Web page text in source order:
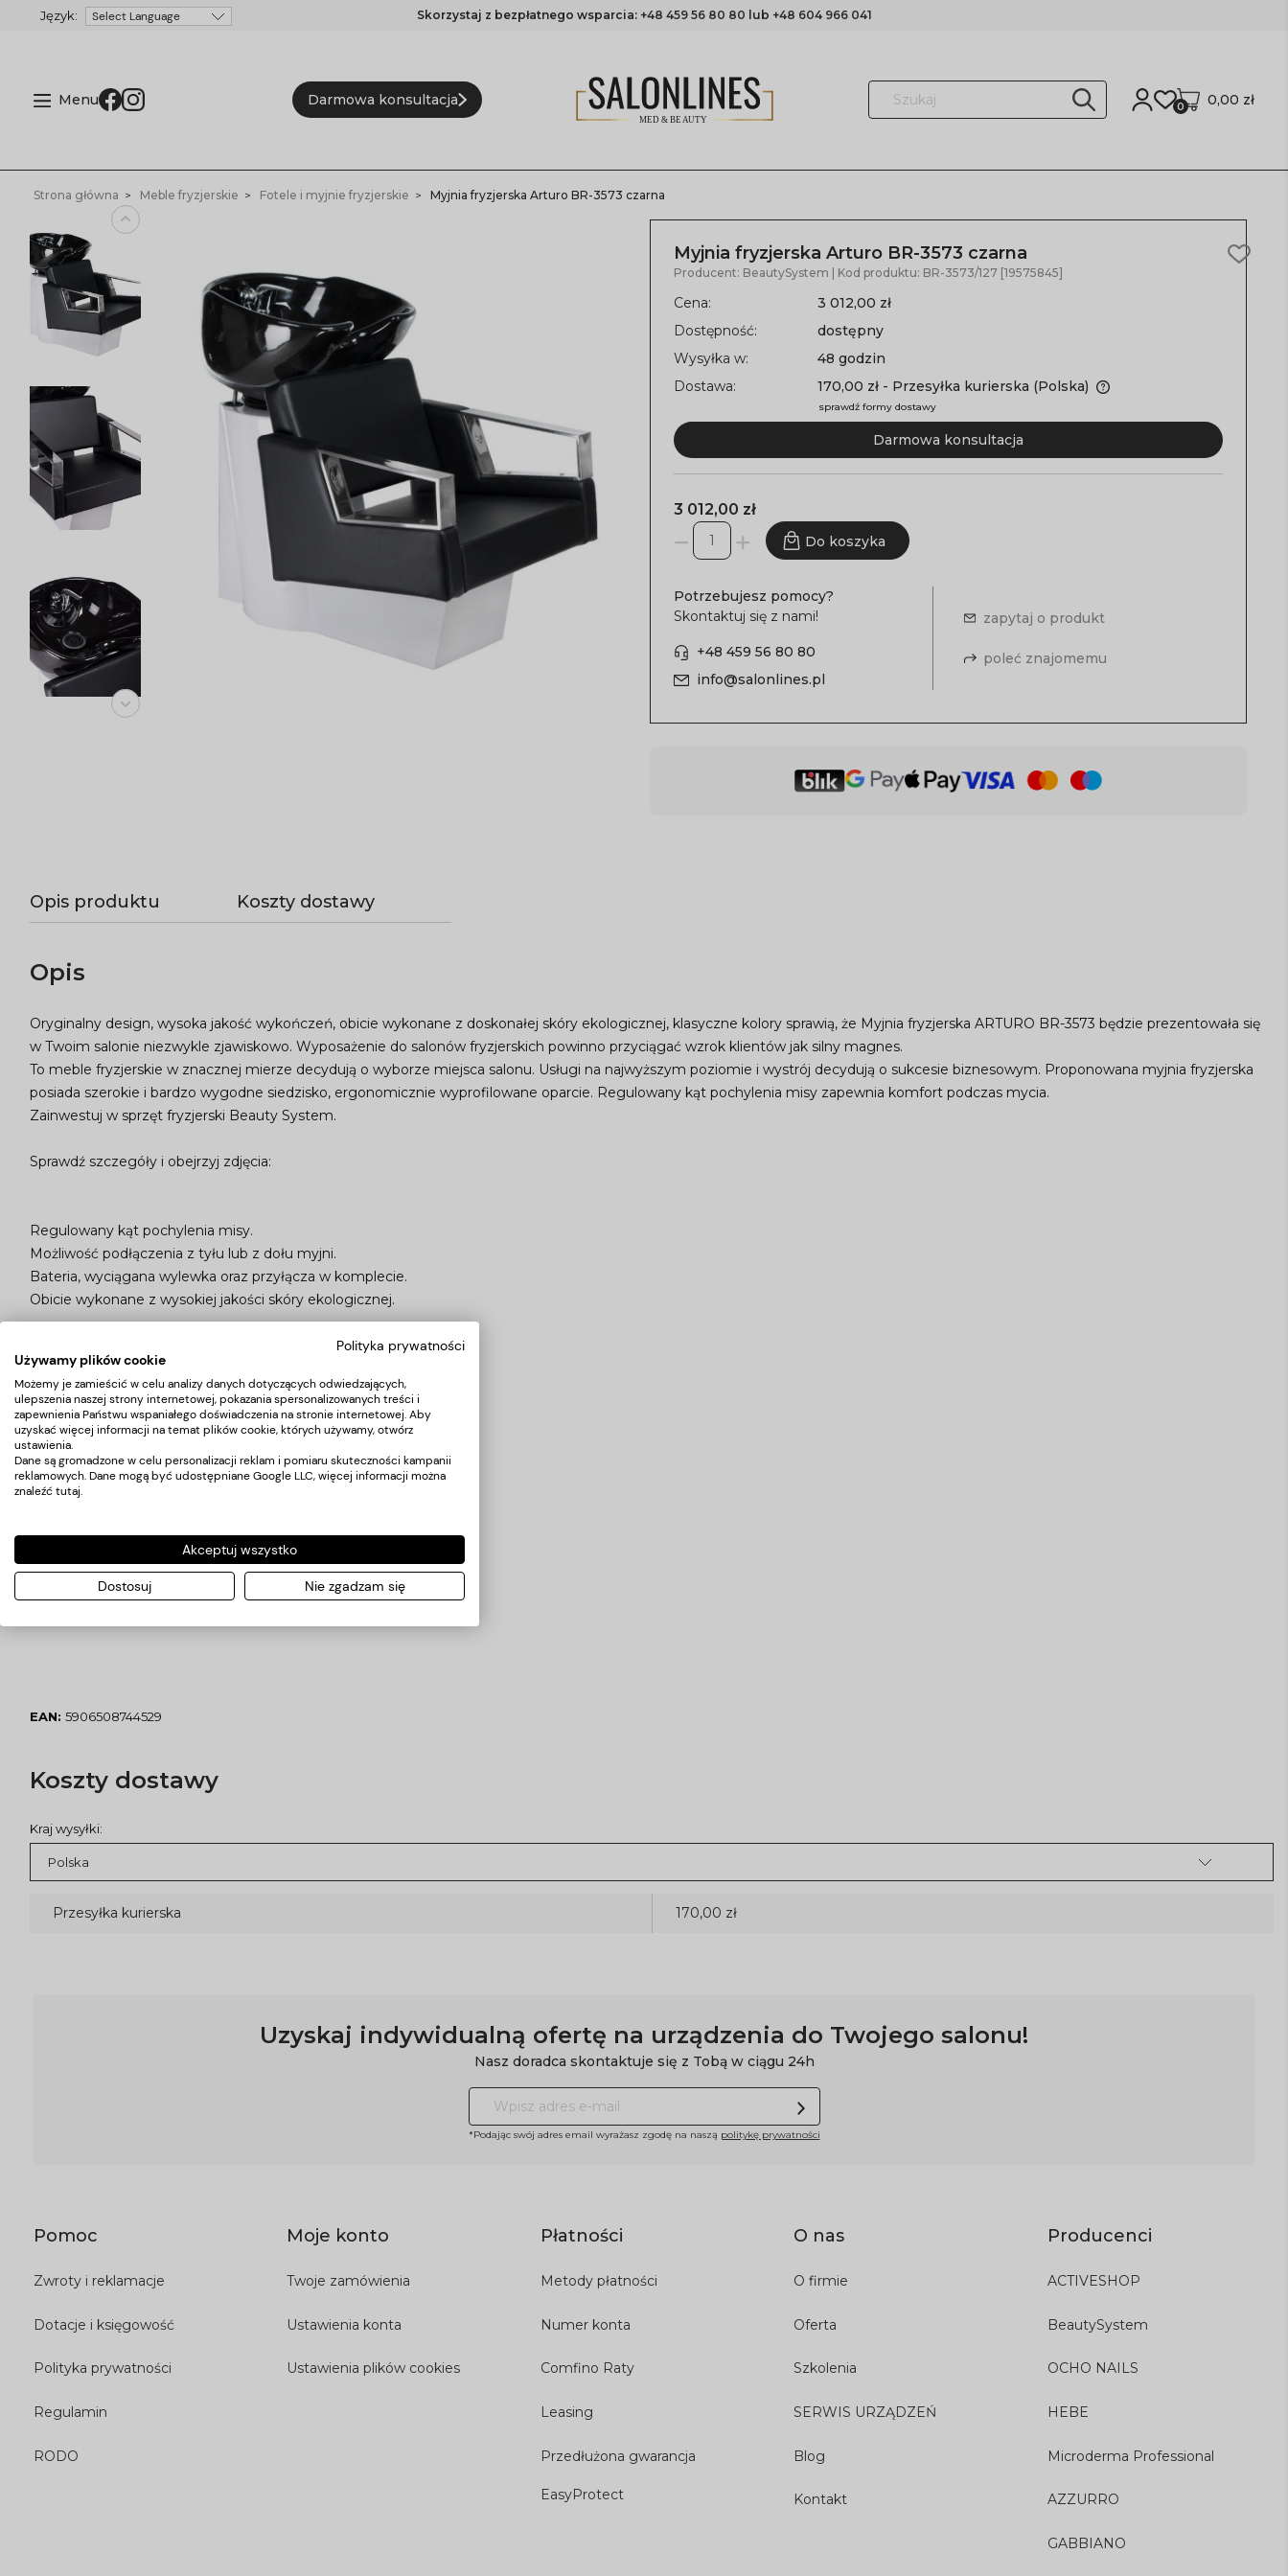
Skorzystaj z bezpłatnego wsparcia: +48 459 56 80 80 lub +48 604 966 041
Menu Darmowa konsultacja 0,00 zł
0
Strona główna Meble fryzjerskie Fotele i myjnie fryzjerskie Myjnia fryzjerska Arturo BR-3573 czarna
Myjnia fryzjerska Arturo BR-3573 czarna
Producent: BeautySystem | Kod produktu: BR-3573/127 [19575845]
Cena:
3 012,00 zł
Dostępność:
dostępny
Wysyłka w:
48 godzin
Dostawa:
170,00 zł - Przesyłka kurierska (Polska)
sprawdź formy dostawy
Darmowa konsultacja
3 012,00 zł
Do koszyka
Potrzebujesz pomocy?
Skontaktuj się z nami!
+48 459 56 80 80
info@salonlines.pl
zapytaj o produkt
poleć znajomemu
Opis produktu Koszty dostawy
Opis
Oryginalny design, wysoka jakość wykończeń, obicie wykonane z doskonałej skóry ekologicznej, klasyczne kolory sprawią, że Myjnia fryzjerska ARTURO BR-3573 będzie prezentowała się
w Twoim salonie niezwykle zjawiskowo. Wyposażenie do salonów fryzjerskich powinno przyciągać wzrok klientów jak silny magnes.
To meble fryzjerskie w znacznej mierze decydują o wyborze miejsca salonu. Usługi na najwyższym poziomie i wystrój decydują o sukcesie biznesowym. Proponowana myjnia fryzjerska
posiada szerokie i bardzo wygodne siedzisko, ergonomicznie wyprofilowane oparcie. Regulowany kąt pochylenia misy zapewnia komfort podczas mycia.
Zainwestuj w sprzęt fryzjerski Beauty System.
Sprawdź szczegóły i obejrzyj zdjęcia:
Regulowany kąt pochylenia misy.
Możliwość podłączenia z tyłu lub z dołu myjni.
Bateria, wyciągana wylewka oraz przyłącza w komplecie.
Obicie wykonane z wysokiej jakości skóry ekologicznej.
-szerokość siedziska: 50cm,
-głębokość siedziska: 43cm,
-wysokość oparcia fotela: 41cm,
-wysokość siedziska: 46cm,
-szerokość misy: 50cm,
-długość misy: 56cm,
Wymiary opakowania: 115x66x110cm,
EAN: 5906508744529
Koszty dostawy
Kraj wysyłki:
Przesyłka kurierska 170,00 zł
Uzyskaj indywidualną ofertę na urządzenia do Twojego salonu!
Nasz doradca skontaktuje się z Tobą w ciągu 24h
*Podając swój adres email wyrażasz zgodę na naszą politykę prywatności
Pomoc
Zwroty i reklamacje
Dotacje i księgowość
Polityka prywatności
Regulamin
RODO
Moje konto
Twoje zamówienia
Ustawienia konta
Ustawienia plików cookies
Płatności
Metody płatności
Numer konta
Comfino Raty
Leasing
Przedłużona gwarancja
EasyProtect
O nas
O firmie
Oferta
Szkolenia
SERWIS URZĄDZEŃ
Blog
Kontakt
Producenci
ACTIVESHOP
BeautySystem
OCHO NAILS
HEBE
Microderma Professional
AZZURRO
GABBIANO
Polityka prywatności
Używamy plików cookie
Możemy je zamieścić w celu analizy danych dotyczących odwiedzających,
ulepszenia naszej strony internetowej, pokazania spersonalizowanych treści i
zapewnienia Państwu wspaniałego doświadczenia na stronie internetowej. Aby
uzyskać więcej informacji na temat plików cookie, których używamy, otwórz
ustawienia.
Dane są gromadzone w celu personalizacji reklam i pomiaru skuteczności kampanii
reklamowych. Dane mogą być udostępniane Google LLC, więcej informacji można
znaleźć tutaj.
Akceptuj wszystko
Dostosuj Nie zgadzam się